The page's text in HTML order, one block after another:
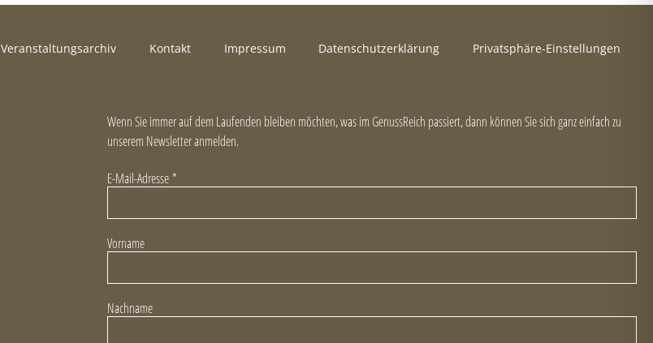
Veranstaltungsarchiv Kontakt Impressum Datenschutzerklärung
Privatsphäre-Einstellungen
Wenn Sie immer auf dem Laufenden bleiben möchten, was im GenussReich passiert, dann können Sie sich ganz einfach zu
unserem Newsletter anmelden.
E-Mail-Adresse *
Vorname
Nachname